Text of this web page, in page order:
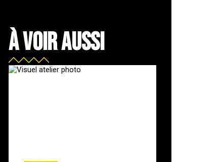
À VOIR AUSSI